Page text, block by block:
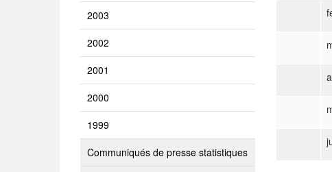
2003
2002
2001
2000
1999
Communiqués de presse statistiques